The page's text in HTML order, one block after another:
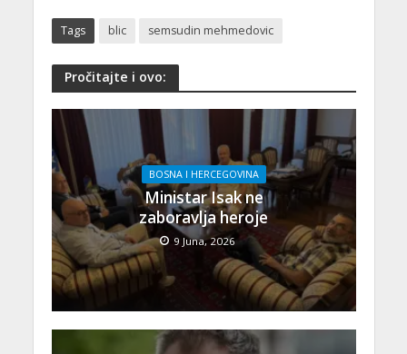
Tags blic semsudin mehmedovic
Pročitajte i ovo:
BOSNA I HERCEGOVINA
Ministar Isak ne
zaboravlja heroje
9 Juna, 2026